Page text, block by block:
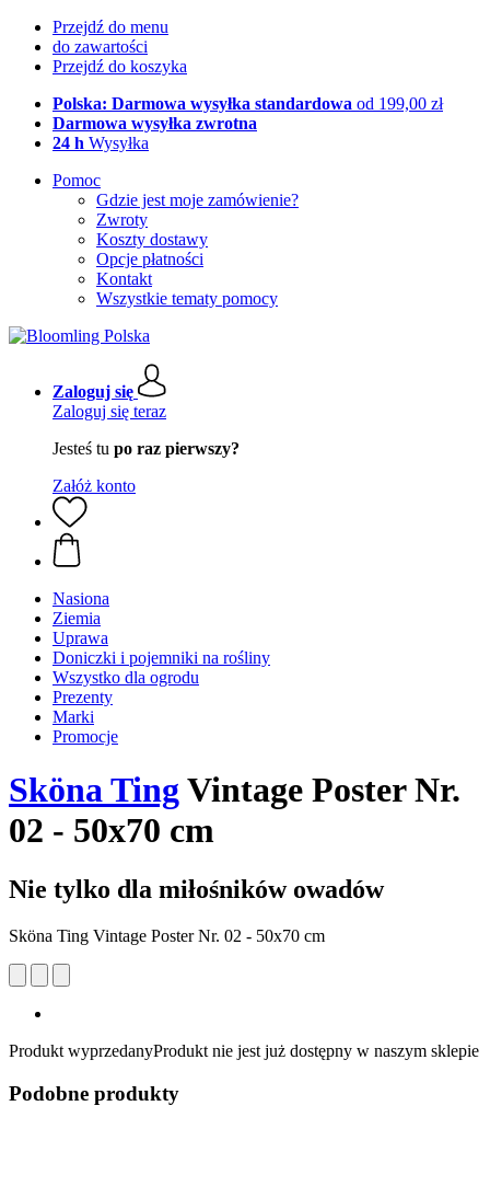
Przejdź do menu
do zawartości
Przejdź do koszyka
Polska: Darmowa wysyłka standardowa od 199,00 zł
Darmowa wysyłka zwrotna
24 h Wysyłka
Pomoc
Gdzie jest moje zamówienie?
Zwroty
Koszty dostawy
Opcje płatności
Kontakt
Wszystkie tematy pomocy
Zaloguj się
Zaloguj się teraz
Jesteś tu po raz pierwszy?
Załóż konto
Nasiona
Ziemia
Uprawa
Doniczki i pojemniki na rośliny
Wszystko dla ogrodu
Prezenty
Marki
Promocje
Sköna TingVintage Poster Nr.
02 - 50x70 cm
Nie tylko dla miłośników owadów
Sköna Ting Vintage Poster Nr. 02 - 50x70 cm
Produkt wyprzedanyProdukt nie jest już dostępny w naszym sklepie
Podobne produkty